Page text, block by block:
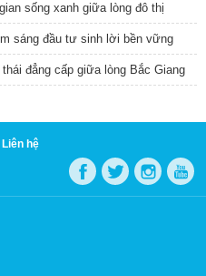
sống xanh giữa lòng đô thị
sáng đầu tư sinh lời bền vững
đẳng cấp giữa lòng Bắc Giang
Liên hệ